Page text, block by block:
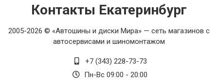
Контакты Екатеринбург
2005-2026 © «Автошины и диски Мира» — сеть магазинов с
автосервисами и шиномонтажом
+7 (343) 228-73-73
Пн-Вс 09:00 - 20:00